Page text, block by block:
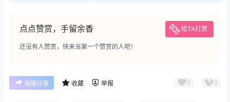
点点赞赏，手留余香 给TA打赏
还没有人赞赏，快来当第一个赞赏的人吧！
海报分享 收藏 举报 0 0